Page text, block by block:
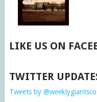
LIKE US ON
TWITTER
Tweets by @weeklygiantsco